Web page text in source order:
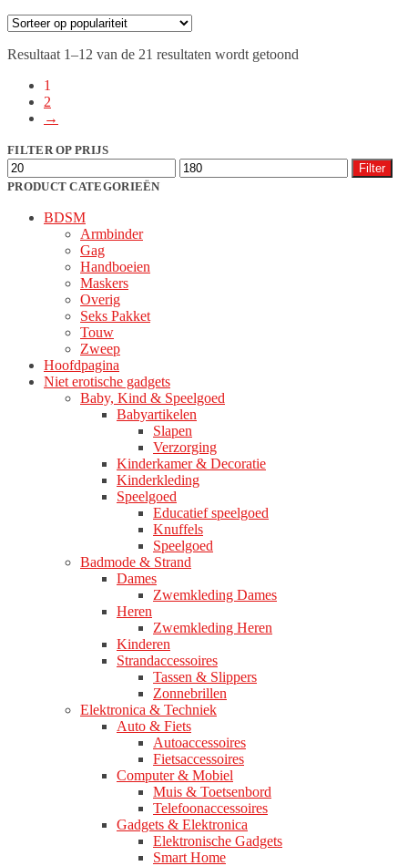
Resultaat 1–12 van de 21 resultaten wordt getoond
1
2
→
FILTER OP PRIJS
Min.
prijs
Max.
prijs
Filter
PRODUCT CATEGORIEËN
BDSM
Armbinder
Gag
Handboeien
Maskers
Overig
Seks Pakket
Touw
Zweep
Hoofdpagina
Niet erotische gadgets
Baby, Kind & Speelgoed
Babyartikelen
Slapen
Verzorging
Kinderkamer & Decoratie
Kinderkleding
Speelgoed
Educatief speelgoed
Knuffels
Speelgoed
Badmode & Strand
Dames
Zwemkleding Dames
Heren
Zwemkleding Heren
Kinderen
Strandaccessoires
Tassen & Slippers
Zonnebrillen
Elektronica & Techniek
Auto & Fiets
Autoaccessoires
Fietsaccessoires
Computer & Mobiel
Muis & Toetsenbord
Telefoonaccessoires
Gadgets & Elektronica
Elektronische Gadgets
Smart Home